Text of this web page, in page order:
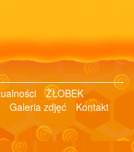
ŻŁOBEK
Galeria zdjęć Kontakt